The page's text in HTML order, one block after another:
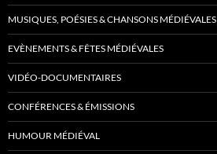
MUSIQUES, POÉSIES & CHANSONS MÉDIÉVALES
EVÈNEMENTS & FÊTES MÉDIÉVALES
VIDÉO-DOCUMENTAIRES
CONFÉRENCES & ÉMISSIONS
HUMOUR MÉDIÉVAL